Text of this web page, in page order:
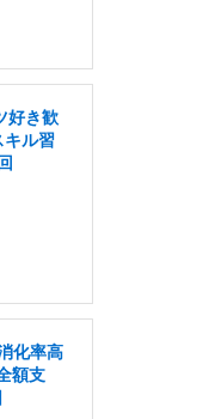
好き歓
キル習
化率高
額支